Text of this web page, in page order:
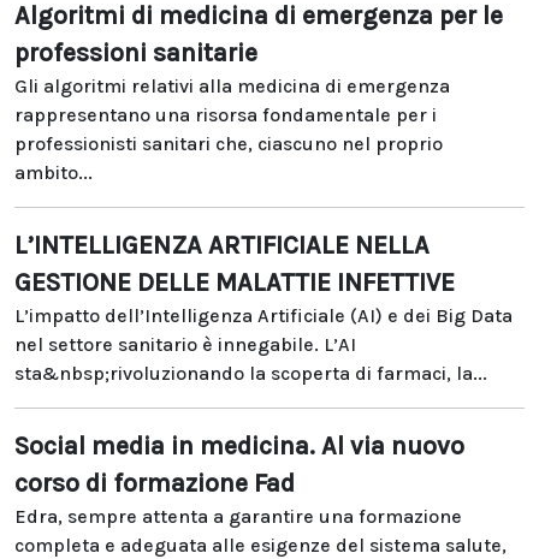
Algoritmi di medicina di emergenza per le
professioni sanitarie
Gli algoritmi relativi alla medicina di emergenza
rappresentano una risorsa fondamentale per i
professionisti sanitari che, ciascuno nel proprio
ambito...
L’INTELLIGENZA ARTIFICIALE NELLA
GESTIONE DELLE MALATTIE INFETTIVE
L’impatto dell’Intelligenza Artificiale (AI) e dei Big Data
nel settore sanitario è innegabile. L’AI
sta&nbsp;rivoluzionando la scoperta di farmaci, la...
Social media in medicina. Al via nuovo
corso di formazione Fad
Edra, sempre attenta a garantire una formazione
completa e adeguata alle esigenze del sistema salute,